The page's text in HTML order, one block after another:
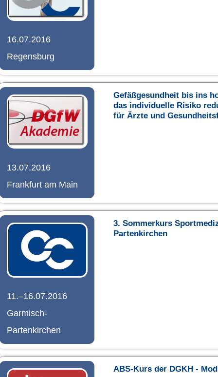
16.07.2016
Regensburg
13.07.2016
Frankfurt am Main
Gefäßgesundheit bis ins
das individuelle Risiko
für Ärzte und
11.–16.07.2016
Garmisch-
Partenkirchen
3. Sommerkurs
Partenkirchen
ABS-Kurs der DGKH -